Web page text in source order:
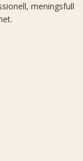
meningsfull